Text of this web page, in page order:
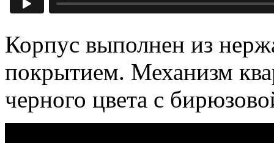
Корпус выполнен из
покрытием. Механизм
черного цвета с